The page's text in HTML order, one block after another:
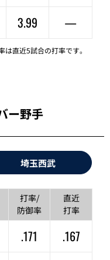
3.99 —
直近5試合の打率です。
ー野手
埼玉西武
打率/
防御率
直近
打率
.171
.167